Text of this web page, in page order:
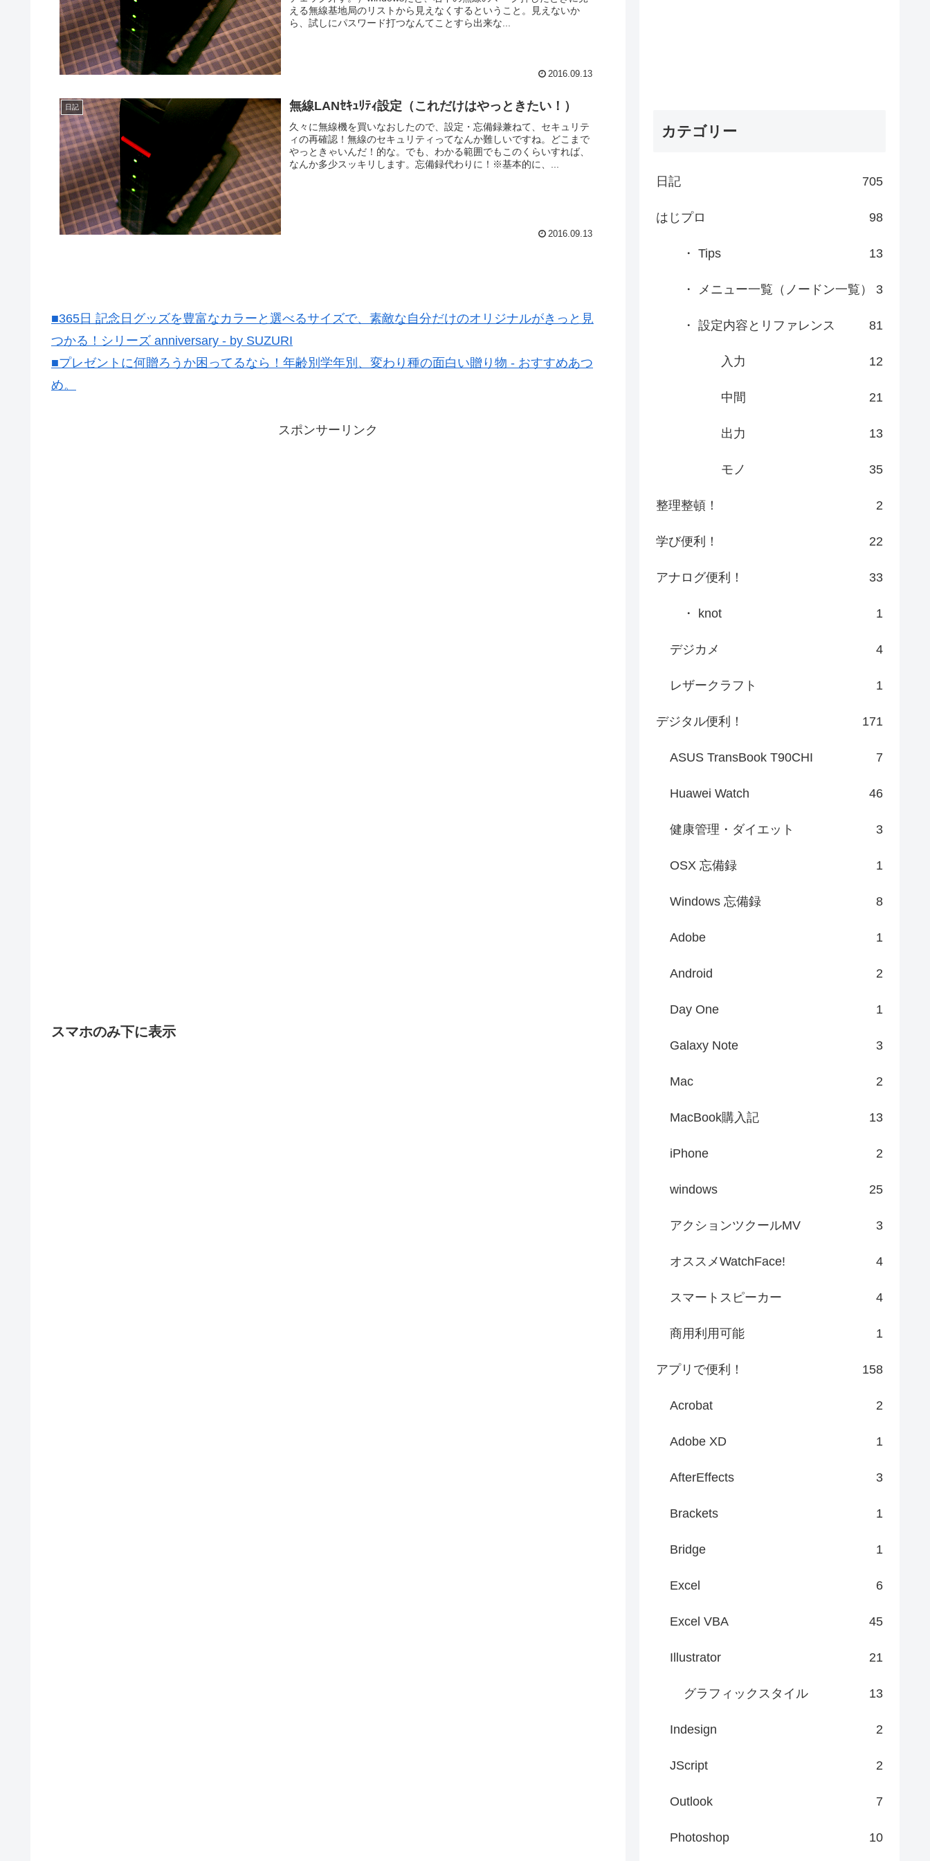
える無線基地局のリストから見えなくするということ。見えないか
ら、試しにパスワード打つなんてことすら出来な...
2016.09.13
日記 無線LANｾｷｭﾘﾃｨ設定（これだけはやっときたい！）
久々に無線機を買いなおしたので、設定・忘備録兼ねて、セキュリテ
ィの再確認！無線のセキュリティってなんか難しいですね。どこまで
やっときゃいんだ！的な。でも、わかる範囲でもこのくらいすれば、
なんか多少スッキリします。忘備録代わりに！※基本的に、...
2016.09.13
■365日 記念日グッズを豊富なカラーと選べるサイズで、素敵な自分だけのオリジナルがきっと見
つかる！シリーズ anniversary - by SUZURI
■プレゼントに何贈ろうか困ってるなら！年齢別学年別、変わり種の面白い贈り物 - おすすめあつ
め。
スポンサーリンク
スマホのみ下に表示
カテゴリー
日記 705
はじプロ 98
・ Tips 13
・ メニュー一覧（ノードン一覧） 3
・ 設定内容とリファレンス 81
入力 12
中間 21
出力 13
モノ 35
整理整頓！ 2
学び便利！ 22
アナログ便利！ 33
・ knot 1
デジカメ 4
レザークラフト 1
デジタル便利！ 171
ASUS TransBook T90CHI 7
Huawei Watch 46
健康管理・ダイエット 3
OSX 忘備録 1
Windows 忘備録 8
Adobe 1
Android 2
Day One 1
Galaxy Note 3
Mac 2
MacBook購入記 13
iPhone 2
windows 25
アクションツクールMV 3
オススメWatchFace! 4
スマートスピーカー 4
商用利用可能 1
アプリで便利！ 158
Acrobat 2
Adobe XD 1
AfterEffects 3
Brackets 1
Bridge 1
Excel 6
Excel VBA 45
Illustrator 21
グラフィックスタイル 13
Indesign 2
JScript 2
Outlook 7
Photoshop 10